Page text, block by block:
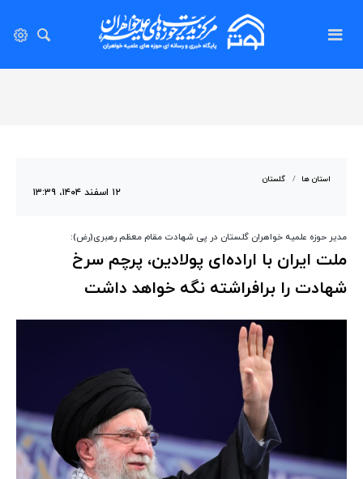
استان ها گلستان
۱۲ اسفند ۱۴۰۴، ۱۳:۳۹
مدیر حوزه علمیه خواهران گلستان در پی شهادت مقام معظم رهبری(رض):
ملت ایران با اراده‌ای پولادین، پرچم سرخ
شهادت را برافراشته نگه خواهد داشت